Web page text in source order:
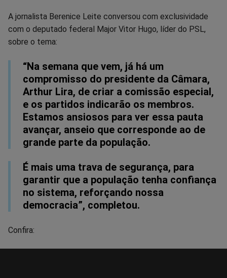
A jornalista Berenice Leite conversou com exclusividade
com o deputado federal Major Vitor Hugo, líder do PSL,
sobre o tema:
“Na semana que vem, já há um
compromisso do presidente da Câmara,
Arthur Lira, de criar a comissão especial,
e os partidos indicarão os membros.
Estamos ansiosos para ver essa pauta
avançar, anseio que corresponde ao de
grande parte da população.
É mais uma trava de segurança, para
garantir que a população tenha confiança
no sistema, reforçando nossa
democracia”, completou.
Confira: